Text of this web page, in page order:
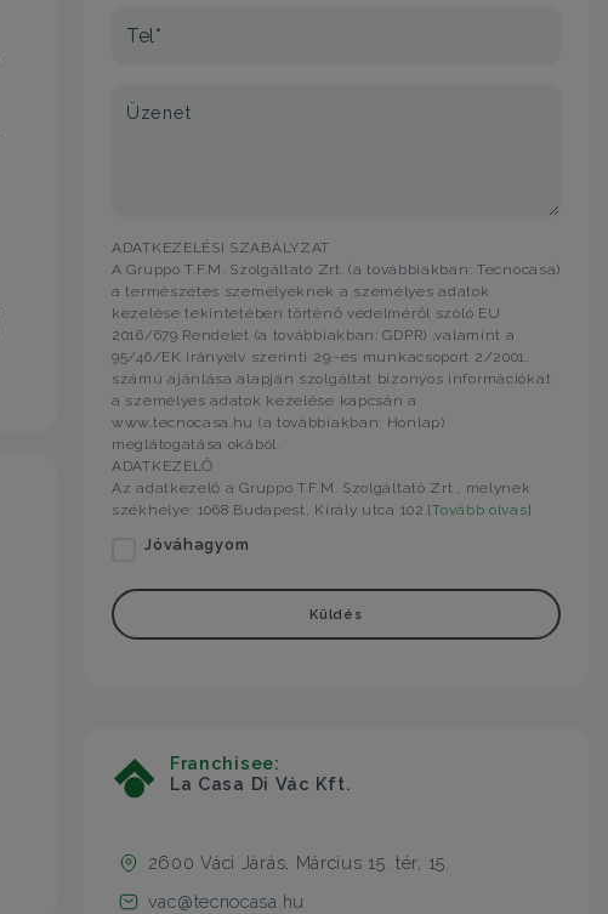
Tel*
Üzenet
ADATKEZELÉSI SZABÁLYZAT
A Gruppo T.F.M. Szolgáltató Zrt. (a továbbiakban: Tecnocasa)
a természetes személyeknek a személyes adatok
kezelése tekintetében történő védelméről szóló EU
2016/679 Rendelet (a továbbiakban: GDPR) ,valamint a
95/46/EK irányelv szerinti 29.-es munkacsoport 2/2001.
számú ajánlása alapján szolgáltat bizonyos információkat
a személyes adatok kezelése kapcsán a
www.tecnocasa.hu (a továbbiakban: Honlap)
meglátogatása okából.
ADATKEZELŐ
Az adatkezelő a Gruppo T.F.M. Szolgáltató Zrt., melynek
székhelye: 1068 Budapest, Király utca 102.[Tovább olvas]
Jóváhagyom
Küldés
Franchisee:
La Casa Di Vác Kft.
2600 Váci Járás, Március 15. tér, 15.
vac@tecnocasa.hu